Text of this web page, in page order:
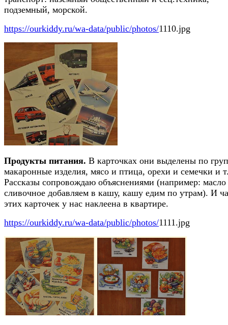
подземный, морской.
https://ourkiddy.ru/wa-data/public/photos/1110.jpg
Продукты питания. В карточках они выделены по
макаронные изделия, мясо и птица, орехи и семечки и
Рассказы сопровождаю объяснениями (например: масло
сливочное добавляем в кашу, кашу едим по утрам). И
этих карточек у нас наклеена в квартире.
https://ourkiddy.ru/wa-data/public/photos/1111.jpg